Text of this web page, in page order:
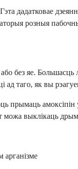
дадатковае
розныя
без яе.
таго, як вы
амоксіпін
можа выклікаць
арганізме